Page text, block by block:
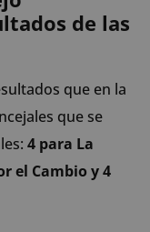
de las
que en la
que se
4 para La
el Cambio y 4